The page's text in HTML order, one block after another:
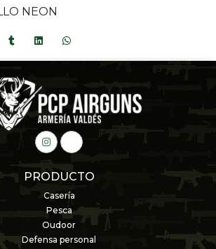
NEON
PRODUCTO
Casería
Pesca
Oudoor
Defensa personal